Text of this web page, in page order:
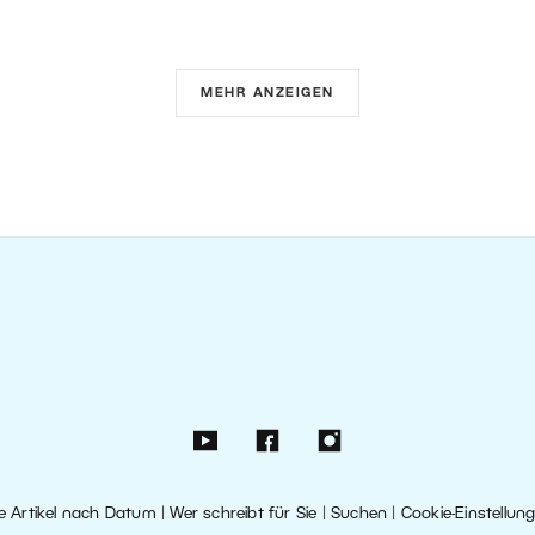
MEHR ANZEIGEN
Artikel nach Datum |Wer schreibt für Sie Suchen Cookie-